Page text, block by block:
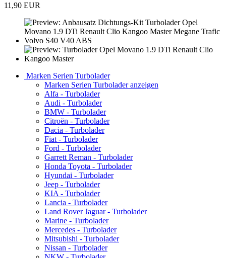
11,90 EUR
Marken Serien Turbolader
Marken Serien Turbolader anzeigen
Alfa - Turbolader
Audi - Turbolader
BMW - Turbolader
Citroën - Turbolader
Dacia - Turbolader
Fiat - Turbolader
Ford - Turbolader
Garrett Reman - Turbolader
Honda Toyota - Turbolader
Hyundai - Turbolader
Jeep - Turbolader
KIA - Turbolader
Lancia - Turbolader
Land Rover Jaguar - Turbolader
Marine - Turbolader
Mercedes - Turbolader
Mitsubishi - Turbolader
Nissan - Turbolader